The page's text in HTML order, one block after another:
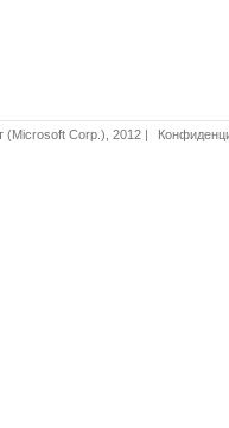
(Microsoft Corp.), 2012 |